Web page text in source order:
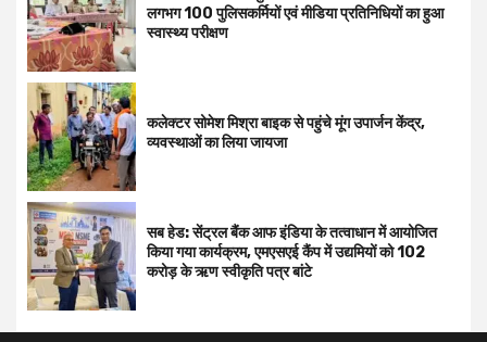
लगभग 100 पुलिसकर्मियों एवं मीडिया प्रतिनिधियों का हुआ
स्वास्थ्य परीक्षण
कलेक्टर सोमेश मिश्रा बाइक से पहुंचे मूंग उपार्जन केंद्र,
व्यवस्थाओं का लिया जायजा
सब हेड: सेंट्रल बैंक आफ इंडिया के तत्वाधान में आयोजित
किया गया कार्यक्रम, एमएसएई कैंप में उद्यमियों को 102
करोड़ के ऋण स्वीकृति पत्र बांटे